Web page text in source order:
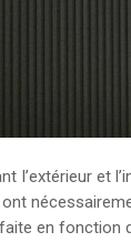
l’extérieur et
en